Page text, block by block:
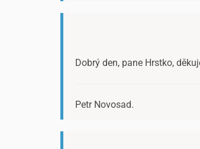
Dobrý den, pane Hrstko,
Petr Novosad.